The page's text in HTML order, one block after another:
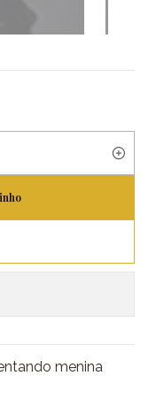
menina